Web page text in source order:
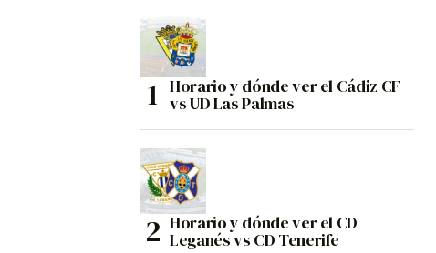
Horario y dónde ver el Cádiz CF
vs UD Las Palmas
Horario y dónde ver el CD
Leganés vs CD Tenerife